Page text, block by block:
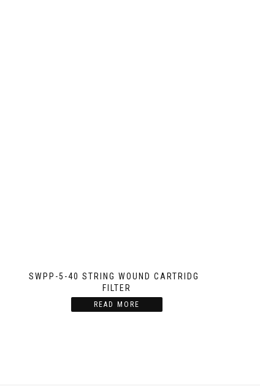
SWPP-5-40 STRING WOUND CARTRIDGE
FILTER
READ MORE